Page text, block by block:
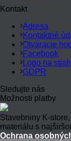
Kontakt
Adresa
Kontaktné
Otváracie
Facebook
Logo na
GDPR
Sledujte nás
Možnosti platby
Stavebniny K-
materiálu s
Ochrana